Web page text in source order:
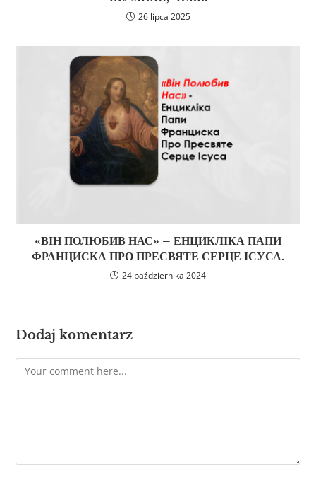
26 lipca 2025
«ВІН ПОЛЮБИВ НАС» – ЕНЦИКЛІКА ПАПИ
ФРАНЦИСКА ПРО ПРЕСВЯТЕ СЕРЦЕ ІСУСА.
24 października 2024
Dodaj komentarz